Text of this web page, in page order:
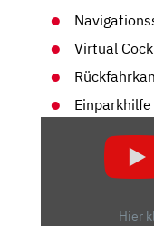
Virtual
Einparkhilfe
Hier